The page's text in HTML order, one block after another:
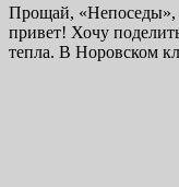
Прощай, «Непоседы»,
привет! Хочу
тепла. В Норовском